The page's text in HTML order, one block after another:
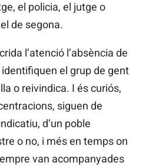
el policia, el jutge o
de segona.
l’atenció l’absència de
el grup de gent
o reivindica. I és curiós,
siguen de
d’un poble
o no, i més en temps on
van acompanyades